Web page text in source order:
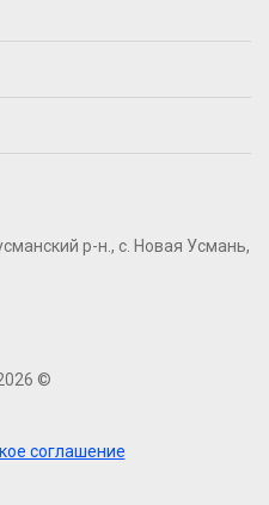
©
соглашение
р-н., с. Новая Усмань,